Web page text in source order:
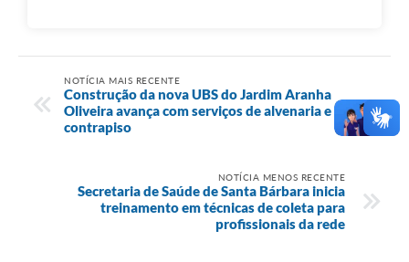
NOTÍCIA MAIS RECENTE
Construção da nova UBS do Jardim Aranha
Oliveira avança com serviços de alvenaria e
contrapiso
NOTÍCIA MENOS RECENTE
Secretaria de Saúde de Santa Bárbara inicia
treinamento em técnicas de coleta para
profissionais da rede